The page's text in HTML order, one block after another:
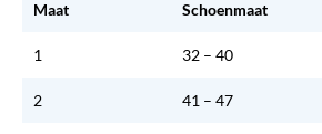
Maat Schoenmaat
1 32 – 40
2 41 – 47